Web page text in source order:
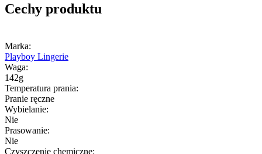
Cechy produktu
Marka:
Playboy Lingerie
Waga:
142g
Temperatura prania:
Pranie ręczne
Wybielanie:
Nie
Prasowanie:
Nie
Czyszczenie chemiczne: